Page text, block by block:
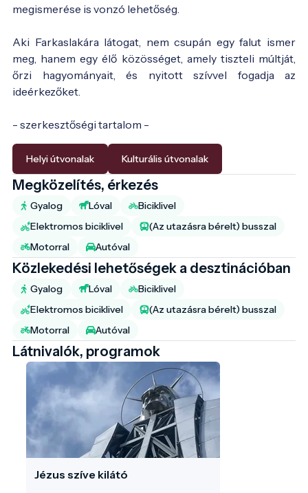
megismerése is vonzó lehetőség.
Aki Farkaslakára látogat, nem csupán egy falut ismer
meg, hanem egy élő közösséget, amely tiszteli múltját,
őrzi hagyományait, és nyitott szívvel fogadja az
ideérkezőket.
- szerkesztőségi tartalom -
Helyi útvonalak Kulturális útvonalak
Megközelítés, érkezés
Gyalog Lóval
Biciklivel
Elektromos biciklivel
(Az utazásra bérelt) busszal
Motorral
Autóval
Közlekedési lehetőségek a desztinációban
Gyalog Lóval
Biciklivel
Elektromos biciklivel
(Az utazásra bérelt) busszal
Motorral
Autóval
Látnivalók, programok
Jézus szíve kilátó